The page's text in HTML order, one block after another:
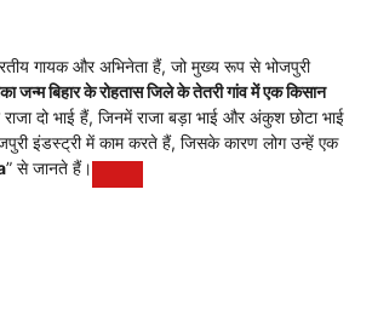
गायक और अभिनेता हैं, जो मुख्य रूप से भोजपुरी
जन्म बिहार के रोहतास जिले के तेतरी गांव में एक किसान
दो भाई हैं, जिनमें राजा बड़ा भाई और अंकुश छोटा भाई
इंडस्ट्री में काम करते हैं, जिसके कारण लोग उन्हें एक
” से जानते हैं।